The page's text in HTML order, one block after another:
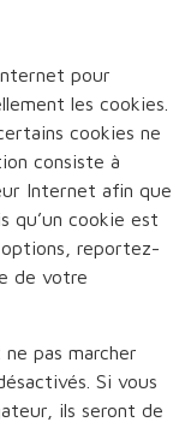
pour
les cookies.
cookies ne
consiste à
Internet afin que
qu’un cookie est
options, reportez-
de votre
pas marcher
Si vous
ils seront de